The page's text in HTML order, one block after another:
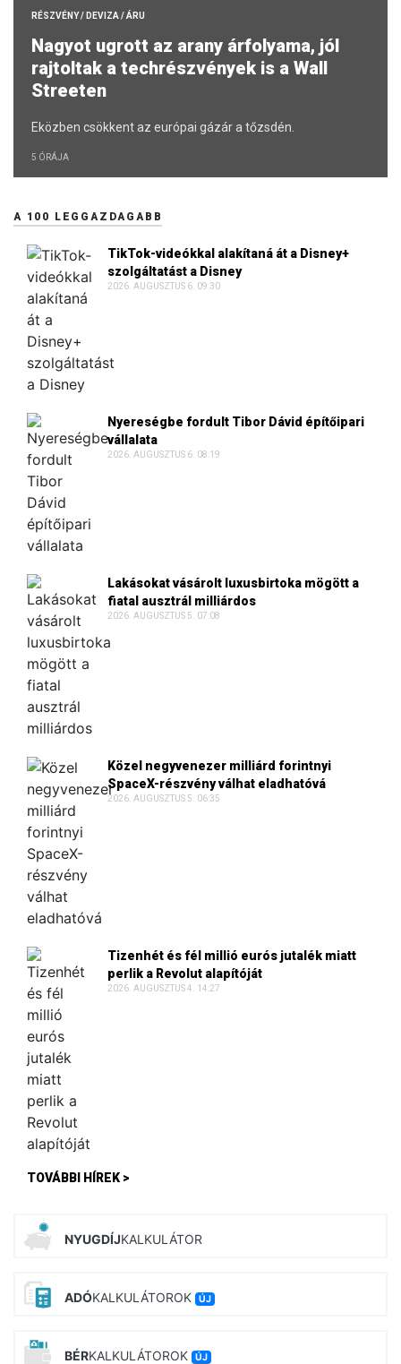
RÉSZVÉNY / DEVIZA / ÁRU
Nagyot ugrott az arany árfolyama, jól
rajtoltak a techrészvények is a Wall
Streeten
Eközben csökkent az európai gázár a tőzsdén.
5 ÓRÁJA
A 100 LEGGAZDAGABB
TikTok-videókkal alakítaná át a Disney+
szolgáltatást a Disney
2026. AUGUSZTUS 6. 09:30
Nyereségbe fordult Tibor Dávid építőipari
vállalata
2026. AUGUSZTUS 6. 08:19
Lakásokat vásárolt luxusbirtoka mögött a
fiatal ausztrál milliárdos
2026. AUGUSZTUS 5. 07:08
Közel negyvenezer milliárd forintnyi
SpaceX-részvény válhat eladhatóvá
2026. AUGUSZTUS 5. 06:35
Tizenhét és fél millió eurós jutalék miatt
perlik a Revolut alapítóját
2026. AUGUSZTUS 4. 14:27
TOVÁBBI HÍREK >
NYUGDÍJKALKULÁTOR
ADÓKALKULÁTOROK ÚJ
BÉRKALKULÁTOROK ÚJ